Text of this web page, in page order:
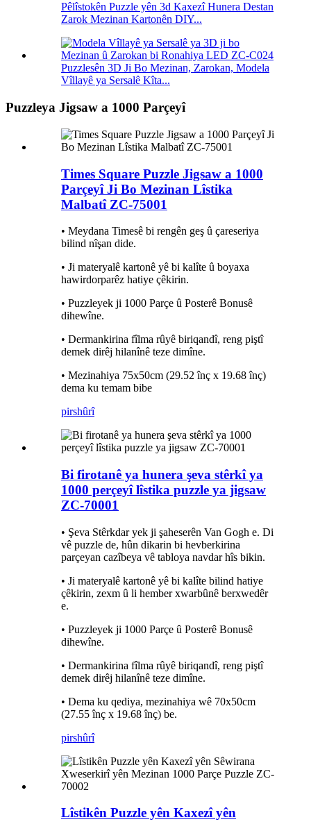
Pêlîstokên Puzzle yên 3d Kaxezî Hunera Destan
Zarok Mezinan Kartonên DIY...
Puzzlesên 3D Ji Bo Mezinan, Zarokan, Modela
Vîllayê ya Sersalê Kîta...
Puzzleya Jigsaw a 1000 Parçeyî
Times Square Puzzle Jigsaw a 1000
Parçeyî Ji Bo Mezinan Lîstika
Malbatî ZC-75001
• Meydana Timesê bi rengên geş û çareseriya
bilind nîşan dide.
• Ji materyalê kartonê yê bi kalîte û boyaxa
hawirdorparêz hatiye çêkirin.
• Puzzleyek ji 1000 Parçe û Posterê Bonusê
dihewîne.
• Dermankirina fîlma rûyê biriqandî, reng piştî
demek dirêj hilanînê teze dimîne.
• Mezinahiya 75x50cm (29.52 înç x 19.68 înç)
dema ku temam bibe
pirshûrî
Bi firotanê ya hunera şeva stêrkî ya
1000 perçeyî lîstika puzzle ya jigsaw
ZC-70001
• Şeva Stêrkdar yek ji şaheserên Van Gogh e. Di
vê puzzle de, hûn dikarin bi hevberkirina
parçeyan cazîbeya vê tabloya navdar hîs bikin.
• Ji materyalê kartonê yê bi kalîte bilind hatiye
çêkirin, zexm û li hember xwarbûnê berxwedêr
e.
• Puzzleyek ji 1000 Parçe û Posterê Bonusê
dihewîne.
• Dermankirina fîlma rûyê biriqandî, reng piştî
demek dirêj hilanînê teze dimîne.
• Dema ku qediya, mezinahiya wê 70x50cm
(27.55 înç x 19.68 înç) be.
pirshûrî
Lîstikên Puzzle yên Kaxezî yên